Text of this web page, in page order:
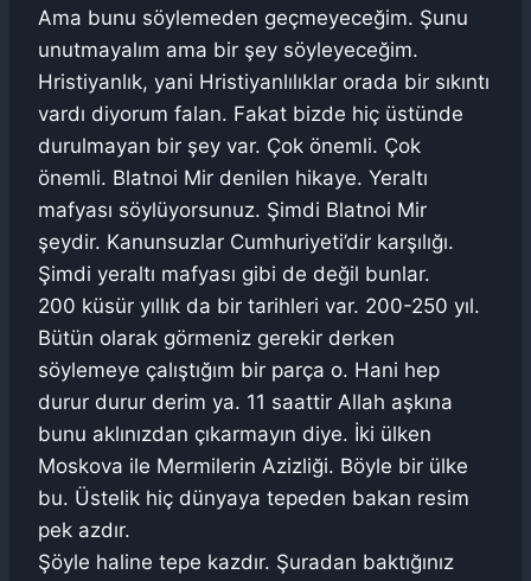
Ama bunu söylemeden geçmeyeceğim. Şunu
unutmayalım ama bir şey söyleyeceğim.
Hristiyanlık, yani Hristiyanlılıklar orada bir sıkıntı
vardı diyorum falan. Fakat bizde hiç üstünde
durulmayan bir şey var. Çok önemli. Çok
önemli. Blatnoi Mir denilen hikaye. Yeraltı
mafyası söylüyorsunuz. Şimdi Blatnoi Mir
şeydir. Kanunsuzlar Cumhuriyeti’dir karşılığı.
Şimdi yeraltı mafyası gibi de değil bunlar.
200 küsür yıllık da bir tarihleri var. 200-250 yıl.
Bütün olarak görmeniz gerekir derken
söylemeye çalıştığım bir parça o. Hani hep
durur durur derim ya. 11 saattir Allah aşkına
bunu aklınızdan çıkarmayın diye. İki ülken
Moskova ile Mermilerin Azizliği. Böyle bir ülke
bu. Üstelik hiç dünyaya tepeden bakan resim
pek azdır.
Şöyle haline tepe kazdır. Şuradan baktığınız